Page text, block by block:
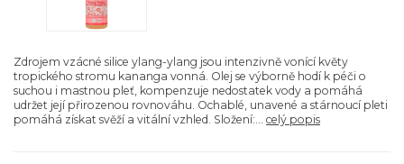
Zdrojem vzácné silice ylang-ylang jsou intenzivně vonící květy
tropického stromu kananga vonná. Olej se výborně hodí k péči o
suchou i mastnou pleť, kompenzuje nedostatek vody a pomáhá
udržet její přirozenou rovnováhu. Ochablé, unavené a stárnoucí pleti
pomáhá získat svěží a vitální vzhled. Složení:... celý popis